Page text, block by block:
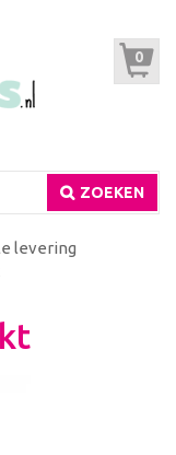
0
ZOEKEN
levering